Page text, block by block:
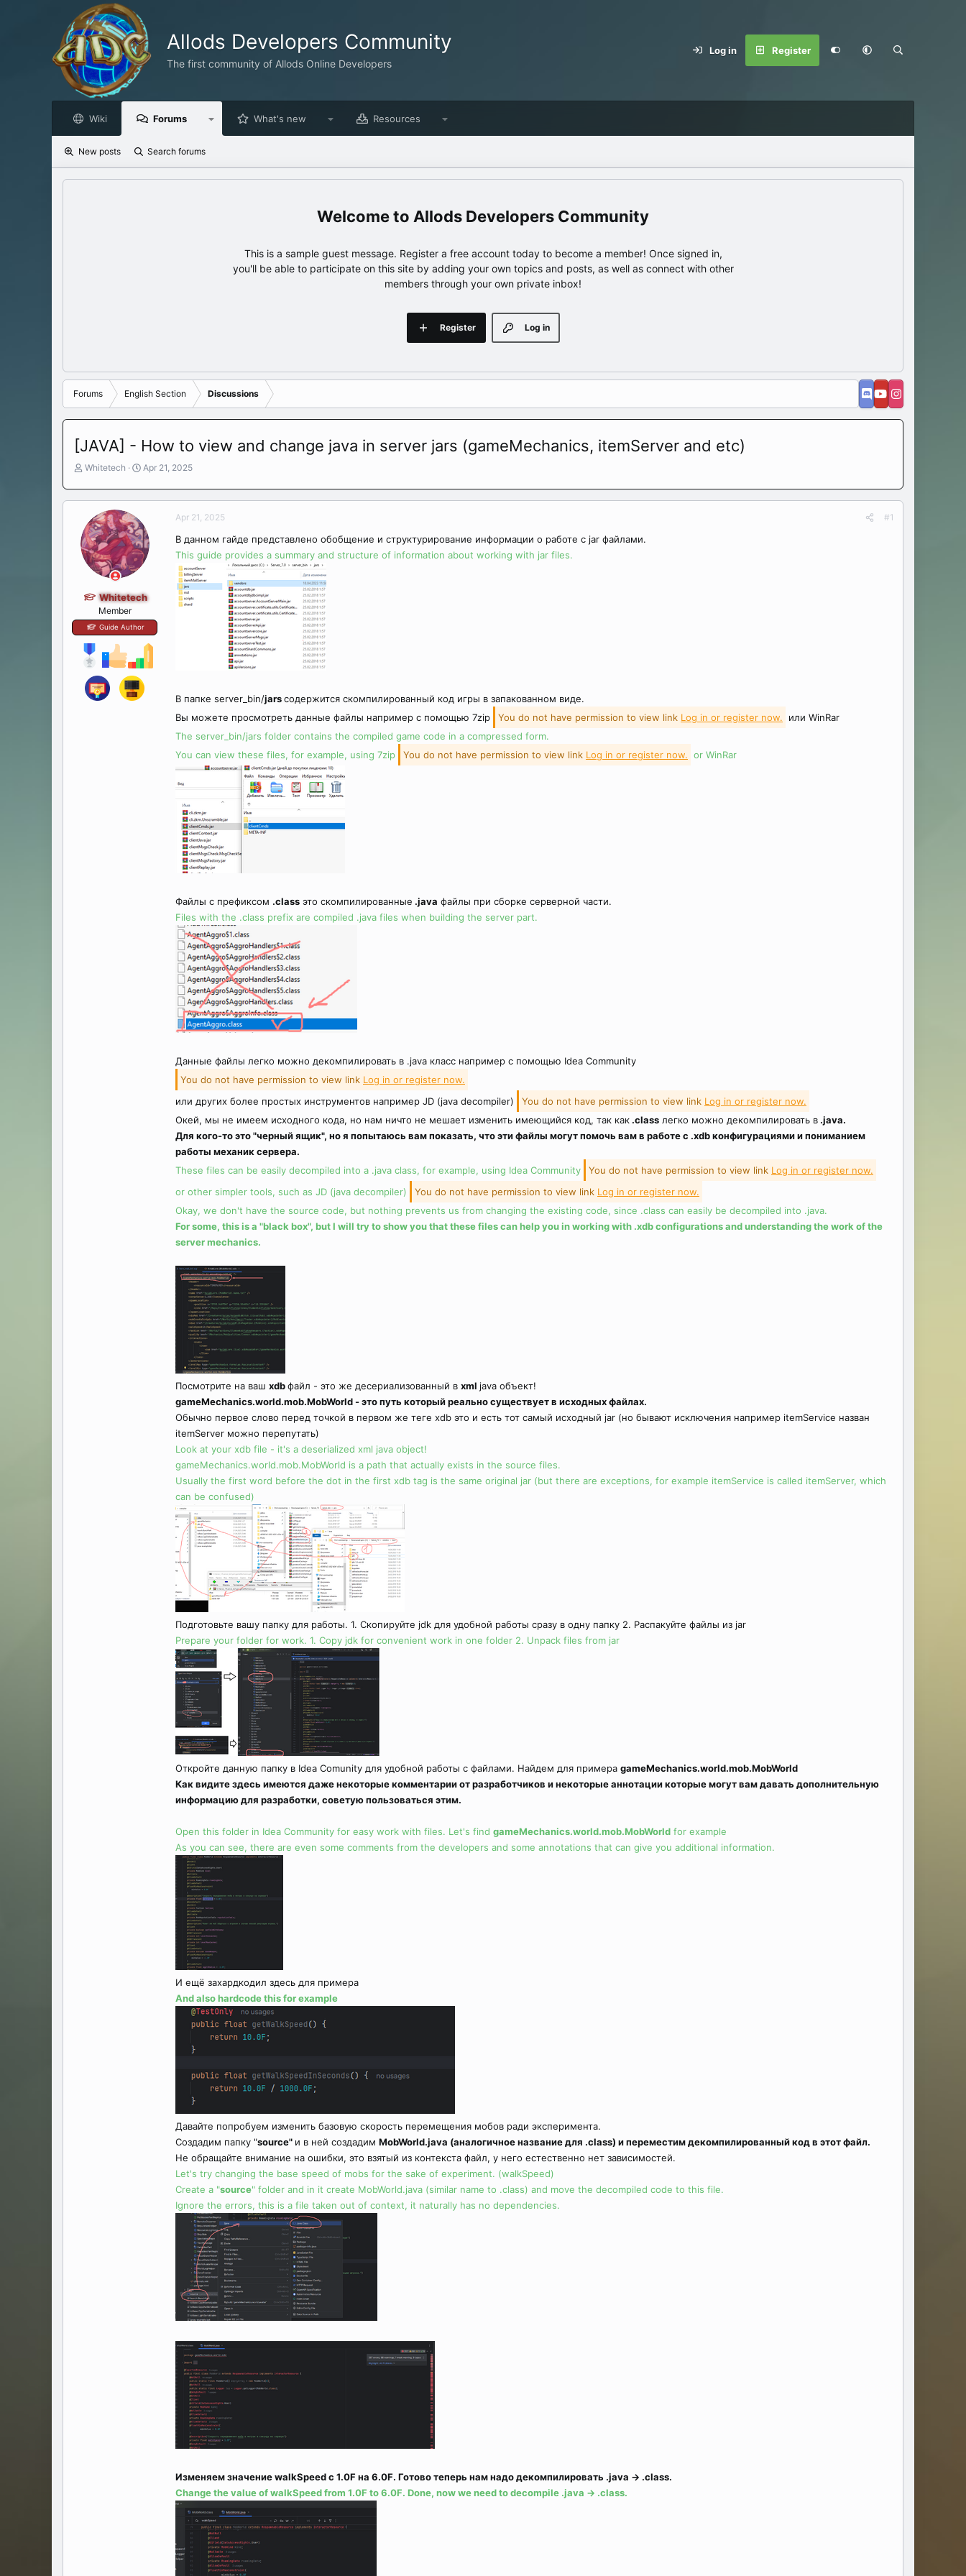
Allods Developers Community
The first community of Allods Online Developers
Log in Register
Wiki Forums What's new Resources
New posts Search forums
Allods Developers Community
This is a sample guest message. Register a free account today to become a member! Once signed in,
you'll be able to participate on this site by adding your own topics and posts, as well as connect with other
members through your own private inbox!
Log in
Register
Forums English Section Discussions
[JAVA] - How to view and change java in server jars (gameMechanics, itemServer and etc)
T
r
d
s
t
t
r
Whitetech
S
a
d
a
t
Apr 21, 2025
Whitetech
Member
Guide Author
Apr 21, 2025 #1
В данном гайде представлено обобщение и структурирование информации о работе с jar файлами.
This guide provides a summary and structure of information about working with jar files.
В папке server_bin/jarsсодержится скомпилированный код игры в запакованном виде.
Вы можете просмотреть данные файлы например с помощью 7zip
You do not have permission to view link Log in or register now.
или WinRar
The server_bin/jars folder contains the compiled game code in a compressed form.
You can view these files, for example, using 7zip
You do not have permission to view link Log in or register now. or WinRar
Файлы c префиксом .class это скомпилированные .java файлы при сборке серверной части.
Files with the .class prefix are compiled .java files when building the server part.
Данные файлы легко можно декомпилировать в .java класс например с помощью Idea Community
You do not have permission to view link Log in or register now.
или других более простых инструментов например JD (java decompiler)
You do not have permission to view link Log in or register now.
Окей, мы не имеем исходного кода, но нам ничто не мешает изменить имеющийся код, так как .class легко можно декомпилировать в .java.
Для кого-то это "черный ящик", но я попытаюсь вам показать, что эти файлы могут помочь вам в работе с .xdb конфигурациями и пониманием
работы механик сервера.
These files can be easily decompiled into a .java class, for example, using Idea Community
You do not have permission to view link Log in or register now.
or other simpler tools, such as JD (java decompiler)
You do not have permission to view link Log in or register now.
Okay, we don't have the source code, but nothing prevents us from changing the existing code, since .class can easily be decompiled into .java.
For some, this is a "black box", but I will try to show you that these files can help you in working with .xdb configurations and understanding the work of the
server mechanics.
Посмотрите на ваш xdbфайл - это же десериализованный в xml java объект!
gameMechanics.world.mob.MobWorld - это путь который реально существует в исходных файлах.
Обычно первое слово перед точкой в первом же теге xdb это и есть тот самый исходный jar (но бывают исключения например itemService назван
itemServer можно перепутать)
Look at your xdb file - it's a deserialized xml java object!
gameMechanics.world.mob.MobWorld is a path that actually exists in the source files.
Usually the first word before the dot in the first xdb tag is the same original jar (but there are exceptions, for example itemService is called itemServer, which
can be confused)
Подготовьте вашу папку для работы. 1. Скопируйте jdk для удобной работы сразу в одну папку 2. Распакуйте файлы из jar
Prepare your folder for work. 1. Copy jdk for convenient work in one folder 2. Unpack files from jar
Откройте данную папку в Idea Comunity для удобной работы с файлами. Найдем для примера gameMechanics.world.mob.MobWorld
Как видите здесь имеются даже некоторые комментарии от разработчиков и некоторые аннотации которые могут вам давать дополнительную
информацию для разработки, советую пользоваться этим.
Open this folder in Idea Community for easy work with files. Let's find gameMechanics.world.mob.MobWorld for example
As you can see, there are even some comments from the developers and some annotations that can give you additional information.
И ещё захардкодил здесь для примера
And also hardcode this for example
Давайте попробуем изменить базовую скорость перемещения мобов ради эксперимента.
Создадим папку "source" и в ней создадим MobWorld.java (аналогичное название для .class) и переместим декомпилированный код в этот файл.
Не обращайте внимание на ошибки, это взятый из контекста файл, у него естественно нет зависимостей.
Let's try changing the base speed of mobs for the sake of experiment. (walkSpeed)
Create a "source" folder and in it create MobWorld.java (similar name to .class) and move the decompiled code to this file.
Ignore the errors, this is a file taken out of context, it naturally has no dependencies.
Изменяем значение walkSpeed с 1.0F на 6.0F. Готово теперь нам надо декомпилировать .java -> .class.
Change the value of walkSpeed from 1.0F to 6.0F. Done, now we need to decompile .java -> .class.